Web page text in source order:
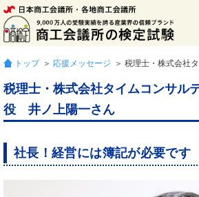
トップ ＞ 応援メッセージ ＞ 税理士・株式会社タイムコン
税理士・株式会社タイムコンサル
役 井ノ上陽一さん
社長！経営には簿記が必要です